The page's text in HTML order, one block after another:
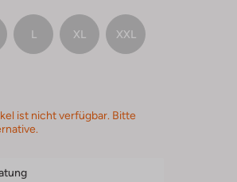
L XL XXL
ist nicht verfügbar. Bitte